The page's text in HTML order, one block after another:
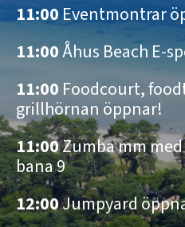
11:00Eventmontrar
11:00Åhus Beach E-
11:00 Foodcourt,
grillhörnan öppnar!
11:00Zumba mm
bana 9
12:00Jumpyard